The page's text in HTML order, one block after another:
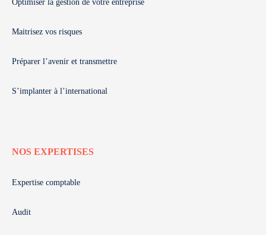
Optimiser la gestion de votre entreprise
Maitrisez vos risques
Préparer l’avenir et transmettre
S’implanter à l’international
NOS EXPERTISES
Expertise comptable
Audit